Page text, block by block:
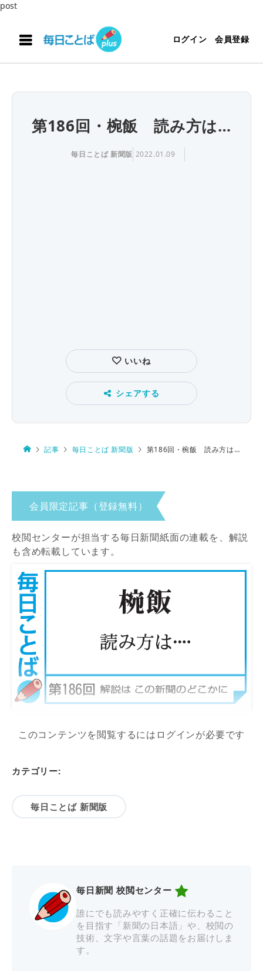
post
ログイン 会員登録
第186回・椀飯 読み方は…
毎日ことば 新聞版 2022.01.09
いいね
シェアする
記事 毎日ことば 新聞版 第186回・椀飯 読み方は…
会員限定記事（登録無料）
校閲センターが担当する毎日新聞紙面の連載を、解説
も含め転載しています。
このコンテンツを閲覧するにはログインが必要です
カテゴリー:
毎日ことば 新聞版
毎日新聞 校閲センター
誰にでも読みやすく正確に伝わること
を目指す「新聞の日本語」や、校閲の
技術、文字や言葉の話題をお届けしま
す。